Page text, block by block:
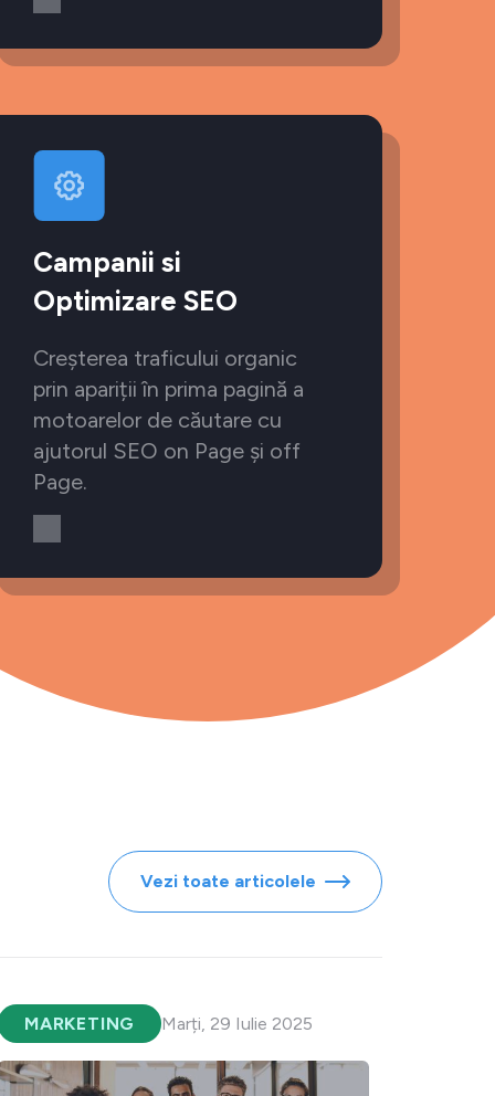
Campanii si
Optimizare SEO
Creșterea traficului organic
prin apariții în prima pagină a
motoarelor de căutare cu
ajutorul SEO on Page și off
Page.
Vezi toate articolele
MARKETING Marți, 29 Iulie 2025